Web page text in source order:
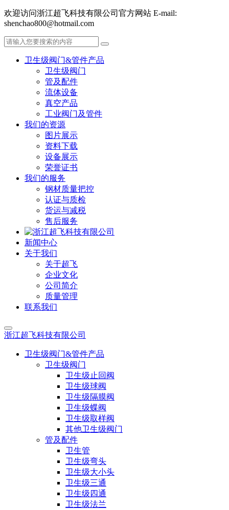
欢迎访问浙江超飞科技有限公司官方网站 E-mail:
shenchao800@hotmail.com
卫生级阀门&管件产品
卫生级阀门
管及配件
流体设备
真空产品
工业阀门及管件
我们的资源
图片展示
资料下载
设备展示
荣誉证书
我们的服务
钢材质量把控
认证与质检
货运与减税
售后服务
新闻中心
关于我们
关于超飞
企业文化
公司简介
质量管理
联系我们
浙江超飞科技有限公司
卫生级阀门&管件产品
卫生级阀门
卫生级止回阀
卫生级球阀
卫生级隔膜阀
卫生级蝶阀
卫生级取样阀
其他卫生级阀门
管及配件
卫生管
卫生级弯头
卫生级大小头
卫生级三通
卫生级四通
卫生级法兰